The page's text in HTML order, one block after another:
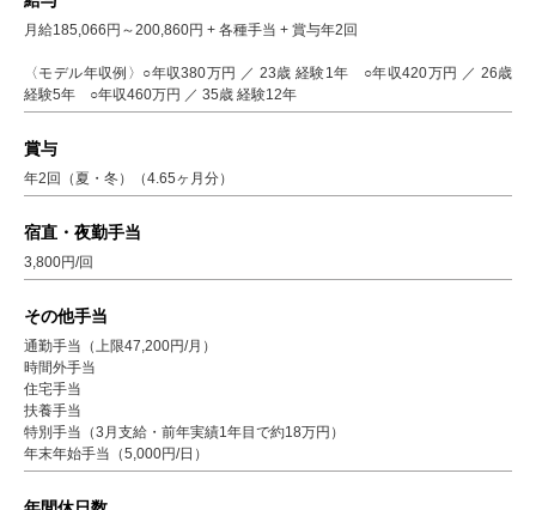
月給185,066円～200,860円 + 各種手当 + 賞与年2回
〈モデル年収例〉○年収380万円 ／ 23歳 経験1年 ○年収420万円 ／ 26歳
経験5年 ○年収460万円 ／ 35歳 経験12年
賞与
年2回（夏・冬）（4.65ヶ月分）
宿直・夜勤手当
3,800円/回
その他手当
通勤手当（上限47,200円/月）
時間外手当
住宅手当
扶養手当
特別手当（3月支給・前年実績1年目で約18万円）
年末年始手当（5,000円/日）